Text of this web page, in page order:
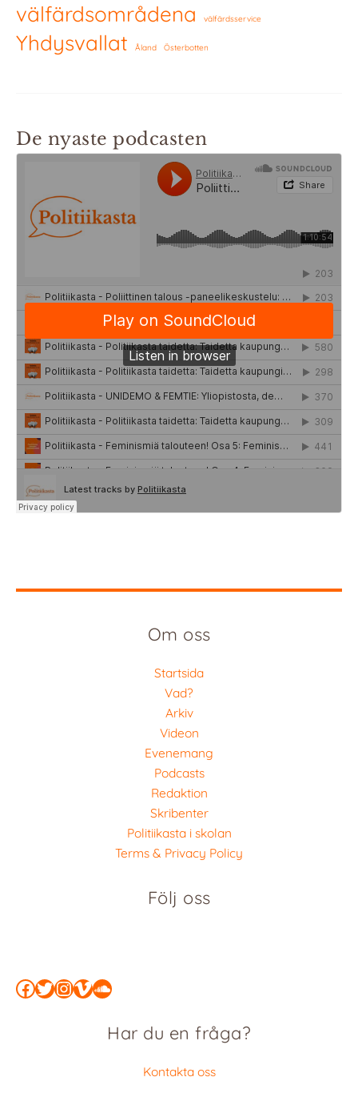
välfärdsområdena välfärdsservice
Yhdysvallat Åland Österbotten
De nyaste podcasten
Om oss
Startsida
Vad?
Arkiv
Videon
Evenemang
Podcasts
Redaktion
Skribenter
Politiikasta i skolan
Terms & Privacy Policy
Följ oss
Facebook
Twitter
Instagram
Vimeo
SoundCloud
Har du en fråga?
Kontakta oss